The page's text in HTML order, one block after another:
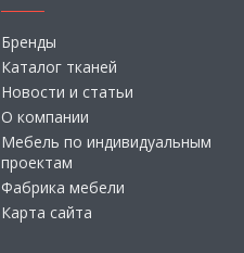
Бренды
Каталог тканей
Новости и статьи
О компании
Мебель по индивидуальным
проектам
Фабрика мебели
Карта сайта